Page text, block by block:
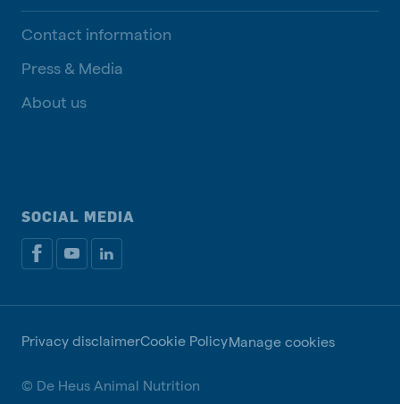
Contact information
Press & Media
About us
SOCIAL MEDIA
Privacy disclaimerCookie PolicyManage cookies
© De Heus Animal Nutrition